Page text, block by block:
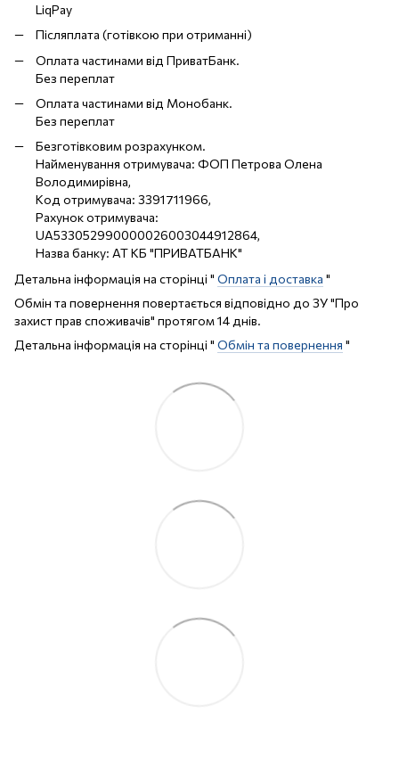
LiqPay
Післяплата (готівкою при отриманні)
Оплата частинами від ПриватБанк.
Без переплат
Оплата частинами від Монобанк.
Без переплат
Безготівковим розрахунком.
Найменування отримувача: ФОП Петрова Олена
Володимирівна,
Код отримувача: 3391711966,
Рахунок отримувача:
UA533052990000026003044912864,
Назва банку: АТ КБ "ПРИВАТБАНК"
Детальна інформація на сторінці " Оплата і доставка "
Обмін та повернення повертається відповідно до ЗУ "Про
захист прав споживачів" протягом 14 днів.
Детальна інформація на сторінці " Обмін та повернення "